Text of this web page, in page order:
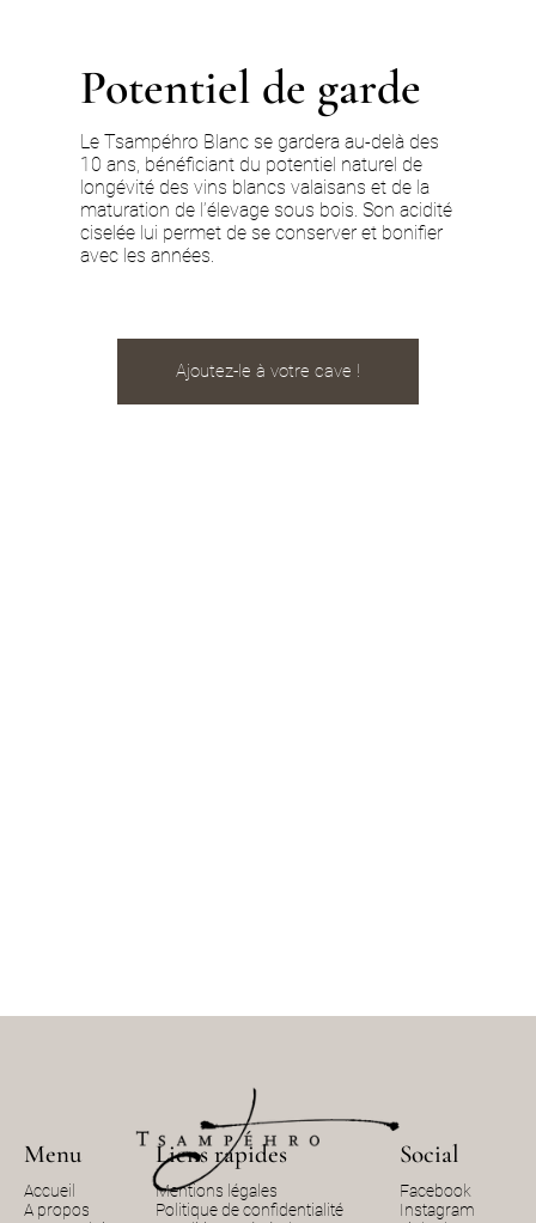
Potentiel de garde
Le Tsampéhro Blanc se gardera au-delà des
10 ans, bénéficiant du potentiel naturel de
longévité des vins blancs valaisans et de la
maturation de l’élevage sous bois. Son acidité
ciselée lui permet de se conserver et bonifier
avec les années.
Ajoutez-le à votre cave !
Accueil
A propos
Menu
Facebook
Instagram
Social
Mentions légales
Politique de confidentialité
Liens rapides